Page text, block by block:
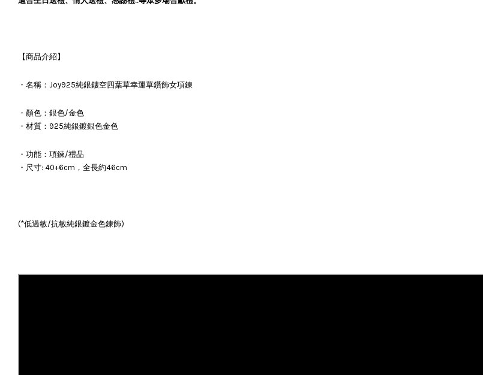
【商品介紹】
・名稱：Joy925純銀鏤空四葉草幸運草鑽飾女項鍊
・顏色：銀色/金色
・材質：925純銀鍍銀色金色
・功能：項鍊/禮品
・尺寸: 40+6cm，全長約46cm
(*低過敏/抗敏純銀鍍金色鍊飾)